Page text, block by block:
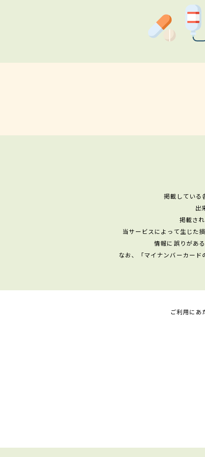
掲載している
出
掲載さ
当サービスによって生じた
情報に誤りがあ
なお、「マイナンバーカード
ご利用にあ